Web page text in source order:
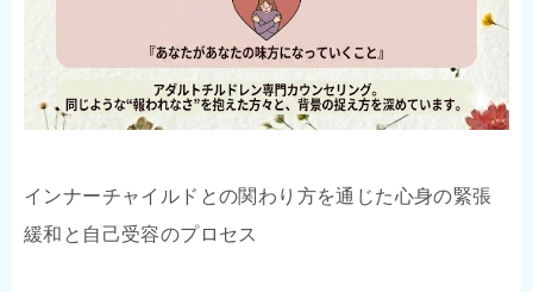
インナーチャイルドとの関わり方を通じた心身の緊張
緩和と自己受容のプロセス